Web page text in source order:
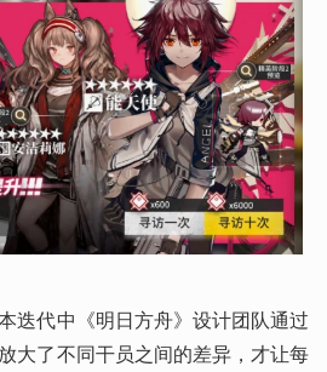
迭代中《明日方舟》设计团队通过
大了不同干员之间的差异，才让每